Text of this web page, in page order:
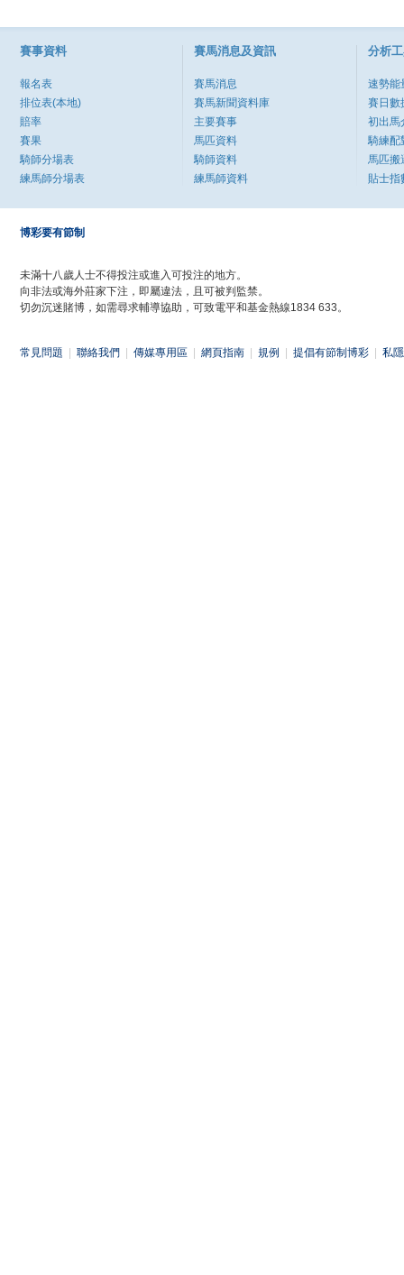
賽事資料
報名表
排位表(本地)
賠率
賽果
騎師分場表
練馬師分場表
賽馬消息及資訊
賽馬消息
賽馬新聞資料庫
主要賽事
馬匹資料
騎師資料
練馬師資料
分析
速勢能
賽日數
初出馬
騎練配
馬匹搬
貼士指
博彩要有節制
未滿十八歲人士不得投注或進入可投注的地方。
向非法或海外莊家下注，即屬違法，且可被判監禁。
切勿沉迷賭博，如需尋求輔導協助，可致電平和基金熱線1834 633。
常見問題 聯絡我們 傳媒專用區 網頁指南 規例 提倡有節制博彩 私